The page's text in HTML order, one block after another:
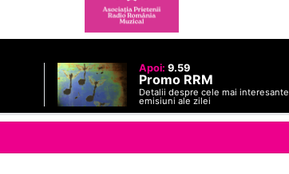
Apoi: 9.59
Promo RRM
Detalii despre cele mai interesante
emisiuni ale zilei